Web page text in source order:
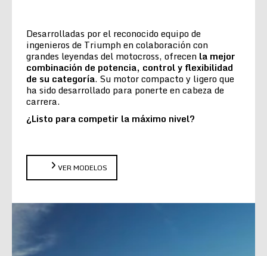
Desarrolladas por el reconocido equipo de
ingenieros de Triumph en colaboración con
grandes leyendas del motocross, ofrecen la mejor
combinación de potencia, control y flexibilidad
de su categoría. Su motor compacto y ligero que
ha sido desarrollado para ponerte en cabeza de
carrera.
¿Listo para competir la máximo nivel?
VER MODELOS